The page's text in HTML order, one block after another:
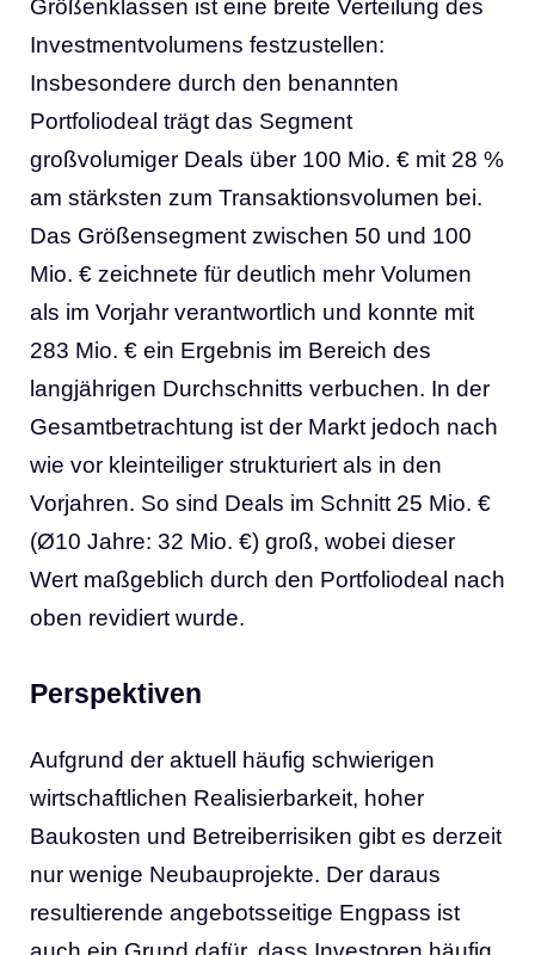
Größenklassen ist eine breite Verteilung des
Investmentvolumens festzustellen:
Insbesondere durch den benannten
Portfoliodeal trägt das Segment
großvolumiger Deals über 100 Mio. € mit 28 %
am stärksten zum Transaktionsvolumen bei.
Das Größensegment zwischen 50 und 100
Mio. € zeichnete für deutlich mehr Volumen
als im Vorjahr verantwortlich und konnte mit
283 Mio. € ein Ergebnis im Bereich des
langjährigen Durchschnitts verbuchen. In der
Gesamtbetrachtung ist der Markt jedoch nach
wie vor kleinteiliger strukturiert als in den
Vorjahren. So sind Deals im Schnitt 25 Mio. €
(Ø10 Jahre: 32 Mio. €) groß, wobei dieser
Wert maßgeblich durch den Portfoliodeal nach
oben revidiert wurde.
Perspektiven
Aufgrund der aktuell häufig schwierigen
wirtschaftlichen Realisierbarkeit, hoher
Baukosten und Betreiberrisiken gibt es derzeit
nur wenige Neubauprojekte. Der daraus
resultierende angebotsseitige Engpass ist